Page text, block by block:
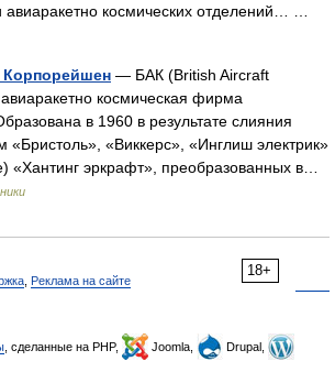
авиаракетно космических отделений… …
— БАК (British Aircraft
космическая фирма
в 1960 в результате слияния
«Виккерс», «Инглиш электрик»
«Хантинг эркрафт», преобразованных в…
18+
Реклама на сайте
, сделанные на PHP, Joomla,
Drupal,